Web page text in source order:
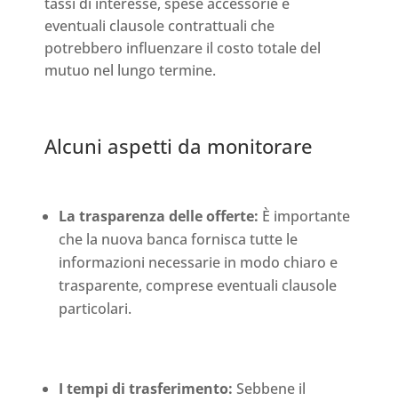
eventuali clausole contrattuali che
potrebbero influenzare il costo totale del
mutuo nel lungo termine.
Alcuni aspetti da monitorare
La trasparenza delle offerte: È importante
che la nuova banca fornisca tutte le
informazioni necessarie in modo chiaro e
trasparente, comprese eventuali clausole
particolari.
I tempi di trasferimento: Sebbene il